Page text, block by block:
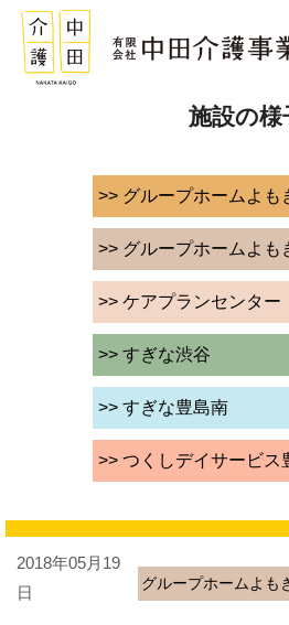
施設の様
>> グループホームよも
>> グループホームよも
>> ケアプランセンター
>> すぎな渋谷
>> すぎな豊島南
>> つくしデイサービス
2018年05月19
日
グループホームよも